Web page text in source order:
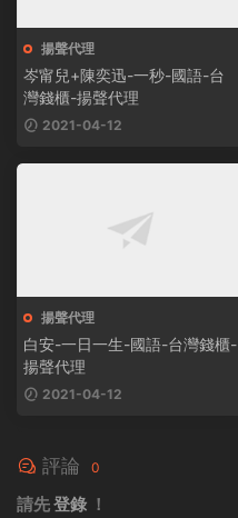
揚聲代理
岑甯兒+陳奕迅-一秒-國語-台
灣錢櫃-揚聲代理
2021-04-12
揚聲代理
白安-一日一生-國語-台灣錢櫃-
揚聲代理
2021-04-12
評論 0
請先登錄 ！